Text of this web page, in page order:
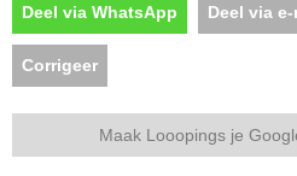
Deel via WhatsApp Deel via e-
Corrigeer
Maak Looopings je